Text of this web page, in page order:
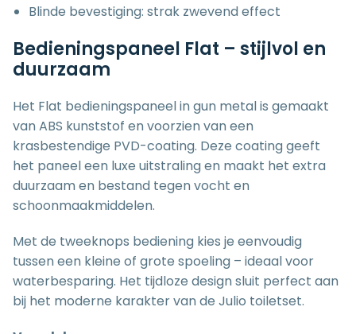
Blinde bevestiging: strak zwevend effect
Bedieningspaneel Flat – stijlvol en
duurzaam
Het Flat bedieningspaneel in gun metal is gemaakt
van ABS kunststof en voorzien van een
krasbestendige PVD-coating. Deze coating geeft
het paneel een luxe uitstraling en maakt het extra
duurzaam en bestand tegen vocht en
schoonmaakmiddelen.
Met de tweeknops bediening kies je eenvoudig
tussen een kleine of grote spoeling – ideaal voor
waterbesparing. Het tijdloze design sluit perfect aan
bij het moderne karakter van de Julio toiletset.